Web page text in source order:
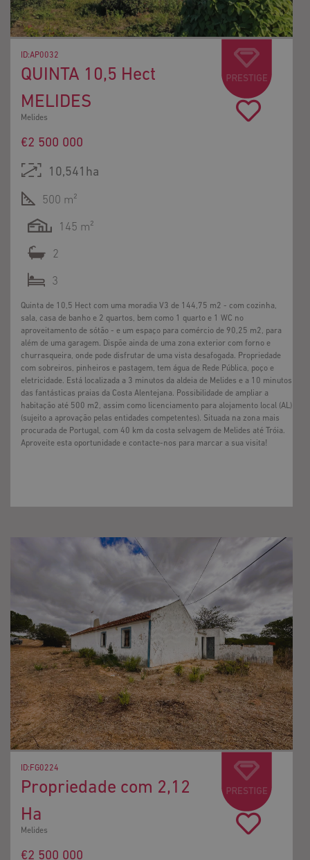
ID:AP0032
QUINTA 10,5 Hect
MELIDES
Melides
€2 500 000
10,541ha
500 m²
145 m²
2
3
Quinta de 10,5 Hect com uma moradia V3 de 144,75 m2 - com cozinha,
sala, casa de banho e 2 quartos, bem como 1 quarto e 1 WC no
aproveitamento de sótão - e um espaço para comércio de 90,25 m2, para
além de uma garagem. Dispõe ainda de uma zona exterior com forno e
churrasqueira, onde pode disfrutar de uma vista desafogada. Propriedade
com sobreiros, pinheiros e pastagem, tem água de Rede Pública, poço e
eletricidade. Está localizada a 3 minutos da aldeia de Melides e a 10 minutos
das fantásticas praias da Costa Alentejana. Possibilidade de ampliar a
habitação até 500 m2, assim como licenciamento para alojamento local (AL)
(sujeito a aprovação pelas entidades competentes). Situada na zona mais
procurada de Portugal, com 40 km da costa selvagem de Melides até Tróia.
Aproveite esta oportunidade e contacte-nos para marcar a sua visita!
ID:FG0224
Propriedade com 2,12
Ha
Melides
€2 500 000